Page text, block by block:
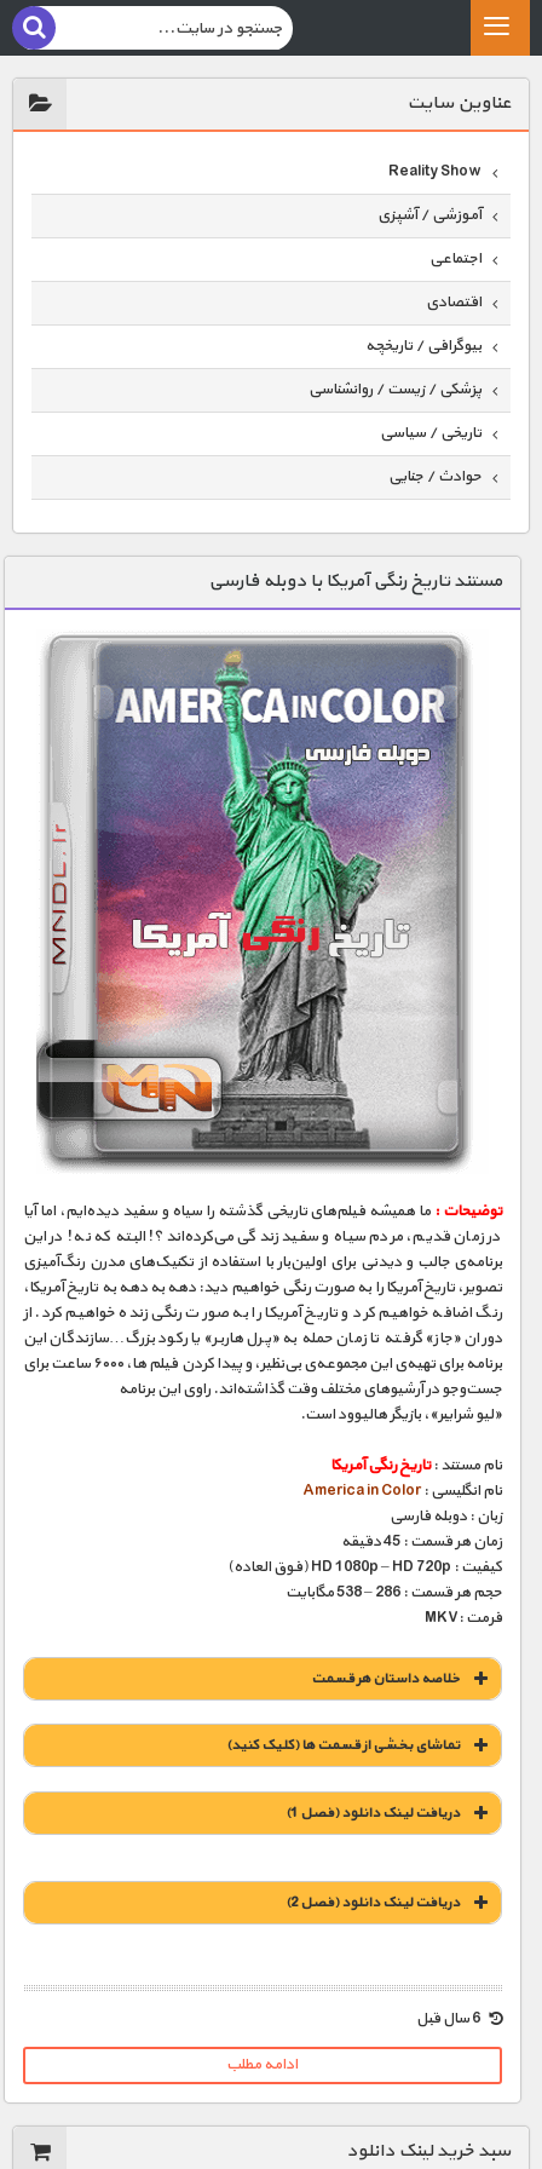
عناوين سايت
Reality Show
آموزشی / آشپزی
اجتماعی
اقتصادی
بیوگرافی / تاریخچه
پزشکی / زیست / روانشناسی
تاریخی / سیاسی
حوادث / جنایی
دنیای خوراکی ها
زمین شناسی / محیط زیست
سازه/ معماری/ مهندسی
سرگرمی
شناخت کودکان
طبیعت
علم و فناوری
فرهنگ / هنر
کیهان / نجوم
ماورایی
مسابقات / ورزشی
مستند های اختصاصی
مستند تاریخ رنگی آمریکا با دوبله فارسی
توضیحات : ما همیشه فیلم‌های تاریخی گذشته را سیاه و سفید دیده‌ایم، اما آیا
در زمان قدیم، مردم سیاه و سفید زندگی می‌کرده‌اند؟! البته که نه! در این
برنامه‌ی جالب و دیدنی برای اولین‌بار با استفاده از تکنیک‌های مدرن رنگ‌آمیزی
تصویر، تاریخ آمریکا را به صورت رنگی خواهیم دید: دهه به دهه به تاریخ آمریکا،
رنگ اضافه خواهیم کرد و تاریخ آمریکا را به صورت رنگی زنده خواهیم کرد. از
دوران «جاز» گرفته تا زمان حمله به «پرل هاربر» یا رکود بزرگ…سازندگان این
برنامه برای تهیه‌ی این مجموعه‌ی بی‌نظیر، و پیدا کردن فیلم ها، ۶۰۰۰ ساعت برای
جست‌و‌جو در آرشیوهای مختلف وقت گذاشته‌اند. راوی این برنامه
«لیو شرایبر»، بازیگر هالیوود است.
نام مستند :تاریخ رنگی آمریکا
نام انگلیسی :America in Color
زبان : دوبله فارسی
زمان هر قسمت : 45 دقیقه
کیفیت : HD 1080p – HD 720p (فوق العاده)
حجم هر قسمت : 286 – 538 مگابایت
فرمت :MKV
خلاصه داستان هر قسمت
تماشای بخشی از قسمت ها (کلیک کنید)
دریافت لینک دانلود (فصل 1)
1900 تومان – دانلود قسمت 1 (دهه 1920)
1900 تومان – دانلود قسمت 2 (دهه 1930)
دریافت لینک دانلود (فصل 2)
1900 تومان – غول های صنعت (افزودن به سبد خريد)
1900 تومان – غرب وحشی (افزودن به سبد خريد)
ادامه مطلب
سبد خرید لینک دانلود